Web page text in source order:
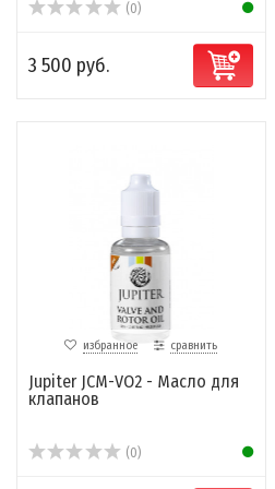
(0)
3 500 руб.
избранное сравнить
Jupiter JCM-VO2 - Масло для
клапанов
(0)